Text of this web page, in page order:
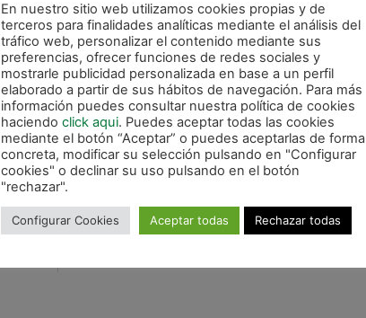
En nuestro sitio web utilizamos cookies propias y de
terceros para finalidades analíticas mediante el análisis del
tráfico web, personalizar el contenido mediante sus
preferencias, ofrecer funciones de redes sociales y
mostrarle publicidad personalizada en base a un perfil
elaborado a partir de sus hábitos de navegación. Para más
información puedes consultar nuestra política de cookies
haciendo click aqui. Puedes aceptar todas las cookies
mediante el botón “Aceptar” o puedes aceptarlas de forma
concreta, modificar su selección pulsando en "Configurar
cookies" o declinar su uso pulsando en el botón
"rechazar".
Configurar Cookies Aceptar todas Rechazar todas